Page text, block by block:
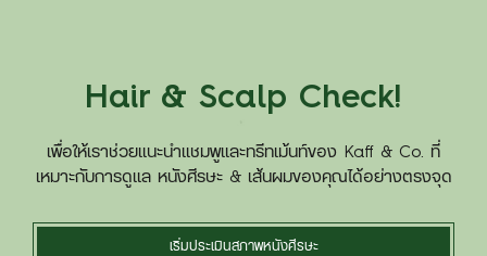
Hair & Scalp Check!
เพื่อให้เราช่วยแนะนำแชมพูและทรีทเม้นท์ของ Kaff & Co. ที่
เหมาะกับการดูแล หนังศีรษะ & เส้นผมของคุณได้อย่างตรงจุด
เริ่มประเมินสภาพหนังศีรษะ